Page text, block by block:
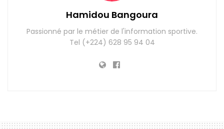
Hamidou Bangoura
Passionné par le métier de l'information sportive.
Tel (+224) 628 95 94 04